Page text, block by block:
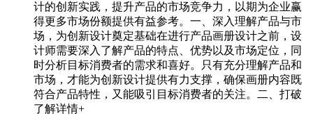
计的创新实践，提升产品的市场竞争力，以期为企业赢
得更多市场份额提供有益参考。一、深入理解产品与市
场，为创新设计奠定基础在进行产品画册设计之前，设
计师需要深入了解产品的特点、优势以及市场定位，同
时分析目标消费者的需求和喜好。只有充分理解产品和
市场，才能为创新设计提供有力支撑，确保画册内容既
符合产品特性，又能吸引目标消费者的关注。二、打破
了解详情+